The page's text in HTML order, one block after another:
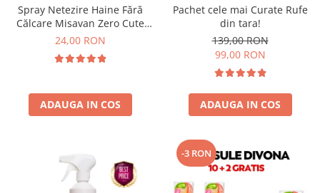
Spray Netezire Haine Fără
Călcare Misavan Zero Cute
Harmony Parfum Discret 500
24,00 RON
ADAUGA IN COS
Pachet cele mai Curate Rufe
din tara!
139,00 RON
99,00 RON
ADAUGA IN COS
-3 RON